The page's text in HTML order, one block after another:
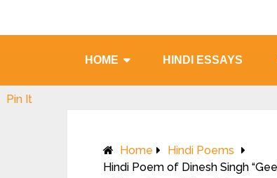
HOME HINDI ESSAYS
Home
Hindi Poems
Hindi Poem of Dinesh Singh
Pin It